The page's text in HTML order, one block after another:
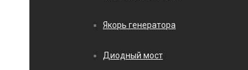
Якорь генератора
Диодный мост